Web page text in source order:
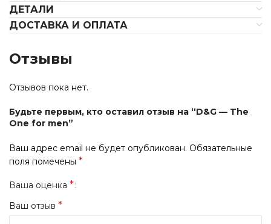
ДЕТАЛИ
ДОСТАВКА И ОПЛАТА
Отзывы
Отзывов пока нет.
Будьте первым, кто оставил отзыв на “D&G — The
One for men”
Ваш адрес email не будет опубликован. Обязательные
поля помечены *
Ваша оценка *
Ваш отзыв *